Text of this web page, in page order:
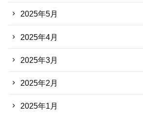
2025年5月
2025年4月
2025年3月
2025年2月
2025年1月